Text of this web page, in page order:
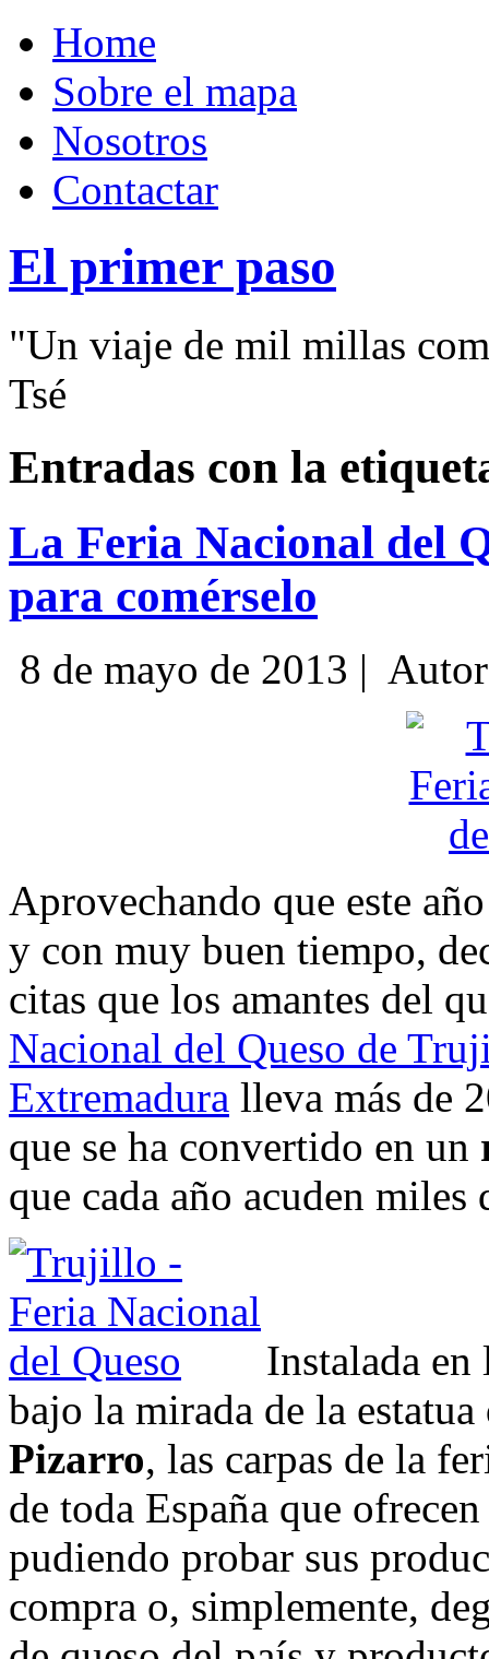
Home
Sobre el mapa
Nosotros
Contactar
El primer paso
"Un viaje de mil millas
Tsé
Entradas con la
La Feria Nacional del
para comérselo
8 de mayo de 2013 |
Aprovechando que este
y con muy buen tiempo,
citas que los amantes del
Nacional del Queso de
Extremadura lleva más de
que se ha convertido en un
que cada año acuden miles
Instalada
bajo la mirada de la
Pizarro, las carpas de la
de toda España que
pudiendo probar sus
compra o, simplemente,